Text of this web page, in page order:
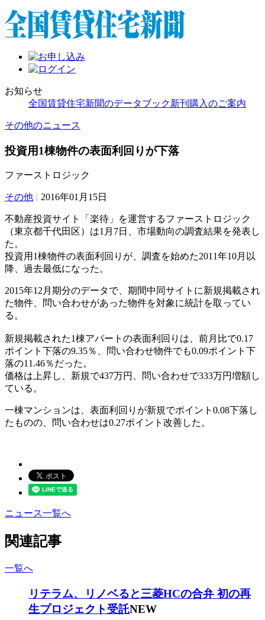
お知らせ
全国賃貸住宅新聞のデータブック新刊購入のご案内
その他のニュース
投資用1棟物件の表面利回りが下落
ファーストロジック
その他 | 2016年01月15日
不動産投資サイト「楽待」を運営するファーストロジック
（東京都千代田区）は1月7日、市場動向の調査結果を発表し
た。
投資用1棟物件の表面利回りが、調査を始めた2011年10月以
降、過去最低になった。
2015年12月期分のデータで、期間中同サイトに新規掲載され
た物件、問い合わせがあった物件を対象に統計を取ってい
る。
新規掲載された1棟アパートの表面利回りは、前月比で0.17
ポイント下落の9.35％、問い合わせ物件でも0.09ポイント下
落の11.46％だった。
価格は上昇し、新規で437万円、問い合わせで333万円増額し
ている。
一棟マンションは、表面利回りが新規でポイント0.08下落し
たものの、問い合わせは0.27ポイント改善した。
ニュース一覧へ
関連記事
一覧へ
リテラム、リノベると三菱HCの合弁 初の再
生プロジェクト受託NEW